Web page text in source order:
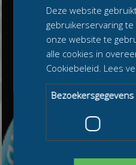
Deze website
gebruikerservaring
onze website te
alle cookies in
Cookiebeleid. Lees
Bezoekersgegevens